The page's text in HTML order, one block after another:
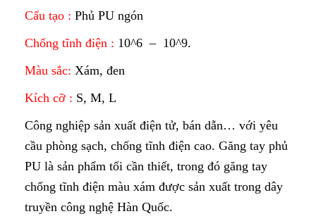
Cấu tạo : Phủ PU ngón
Chống tĩnh điện : 10^6 – 10^9.
Màu sắc: Xám, đen
Kích cỡ : S, M, L
Công nghiệp sản xuất điện tử, bán dẫn… với yêu
cầu phòng sạch, chống tĩnh điện cao. Găng tay phủ
PU là sản phẩm tối cần thiết, trong đó găng tay
chống tĩnh điện màu xám được sản xuất trong dây
truyền công nghệ Hàn Quốc.